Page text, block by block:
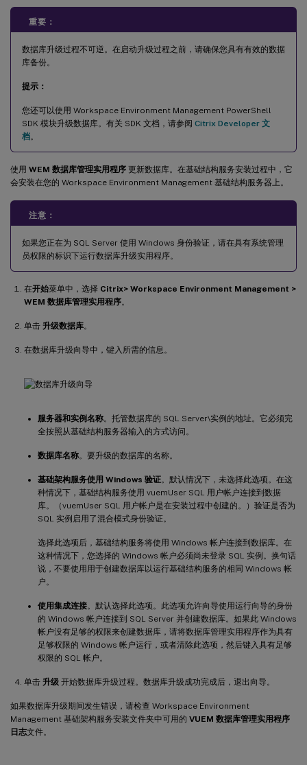
重要：
数据库升级过程不可逆。在启动升级过程之前，请确保您具有有效的数据
库备份。
提示：
您还可以使用 Workspace Environment Management PowerShell
SDK 模块升级数据库。有关 SDK 文档，请参阅 Citrix Developer 文
档。
使用 WEM 数据库管理实用程序 更新数据库。在基础结构服务安装过程中，它
会安装在您的 Workspace Environment Management 基础结构服务器上。
注意：
如果您正在为 SQL Server 使用 Windows 身份验证，请在具有系统管理
员权限的标识下运行数据库升级实用程序。
在开始菜单中，选择 Citrix> Workspace Environment Management >
WEM 数据库管理实用程序。
单击 升级数据库。
在数据库升级向导中，键入所需的信息。
服务器和实例名称。托管数据库的 SQL Server\实例的地址。它必须完
全按照从基础结构服务器输入的方式访问。
数据库名称。要升级的数据库的名称。
基础架构服务使用 Windows 验证。默认情况下，未选择此选项。在这
种情况下，基础结构服务使用 vuemUser SQL 用户帐户连接到数据
库。（vuemUser SQL 用户帐户是在安装过程中创建的。）验证是否为
SQL 实例启用了混合模式身份验证。
选择此选项后，基础结构服务将使用 Windows 帐户连接到数据库。在
这种情况下，您选择的 Windows 帐户必须尚未登录 SQL 实例。换句话
说，不要使用用于创建数据库以运行基础结构服务的相同 Windows 帐
户。
使用集成连接。默认选择此选项。此选项允许向导使用运行向导的身份
的 Windows 帐户连接到 SQL Server 并创建数据库。如果此 Windows
帐户没有足够的权限来创建数据库，请将数据库管理实用程序作为具有
足够权限的 Windows 帐户运行，或者清除此选项，然后键入具有足够
权限的 SQL 帐户。
单击 升级 开始数据库升级过程。数据库升级成功完成后，退出向导。
如果数据库升级期间发生错误，请检查 Workspace Environment
Management 基础架构服务安装文件夹中可用的 VUEM 数据库管理实用程序
日志文件。